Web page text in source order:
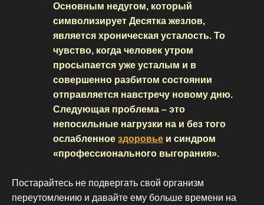
Основным недугом, который
символизирует Десятка жезлов,
является хроническая усталость. То
чувство, когда человек утром
просыпается уже усталым и в
совершенно разбитом состоянии
отправляется навстречу новому дню.
Следующая проблема – это
непосильные нагрузки на и без того
ослабленное здоровье и синдром
«профессионального выгорания».
Постарайтесь не подвергать свой организм
переутомлению и давайте ему больше времени на